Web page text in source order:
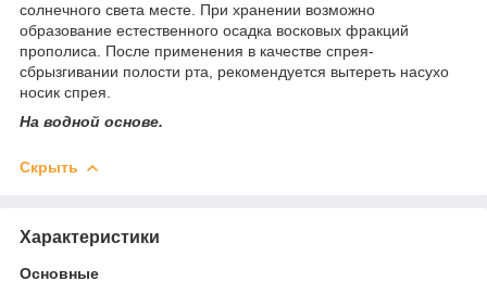
солнечного света месте. При хранении возможно
образование естественного осадка восковых фракций
прополиса. После применения в качестве спрея-
сбрызгивании полости рта, рекомендуется вытереть насухо
носик спрея.
На водной основе.
Скрыть
Характеристики
Основные